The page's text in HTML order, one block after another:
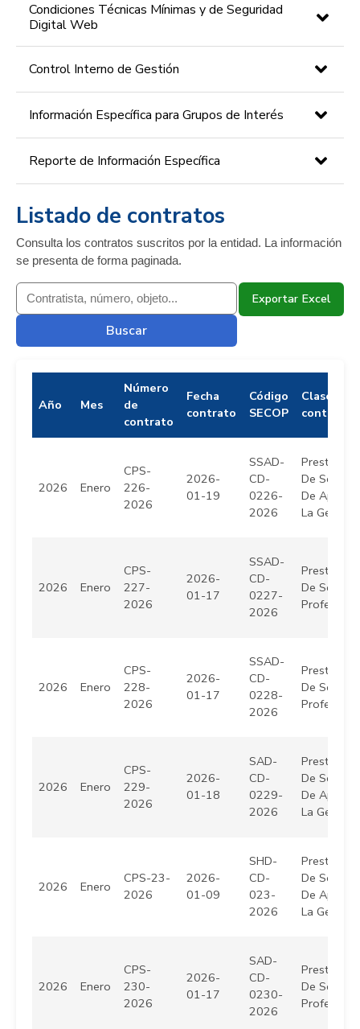
Condiciones Técnicas Mínimas y de Seguridad
Digital Web
Control Interno de Gestión
Información Específica para Grupos de Interés
Reporte de Información Específica
Listado de contratos
Consulta los contratos suscritos por la entidad. La información
se presenta de forma paginada.
Buscar
Exportar Excel
Año Mes
Número
de
contrato
Fecha
contrato
Código
SECOP
Clase de
contrato
2026 Enero
CPS-
226-
2026
2026-
01-19
SSAD-
CD-
0226-
2026
Prestación
De
De Apoyo
La Gestión
2026 Enero
CPS-
227-
2026
2026-
01-17
SSAD-
CD-
0227-
2026
Prestación
De
2026 Enero
CPS-
228-
2026
2026-
01-17
SSAD-
CD-
0228-
2026
Prestación
De
2026 Enero
CPS-
229-
2026
2026-
01-18
SAD-
CD-
0229-
2026
Prestación
De
De Apoyo
La Gestión
2026 Enero
CPS-23-
2026
2026-
01-09
SHD-
CD-
023-
2026
Prestación
De
De Apoyo
La Gestión
2026 Enero
CPS-
230-
2026
2026-
01-17
SAD-
CD-
0230-
2026
Prestación
De